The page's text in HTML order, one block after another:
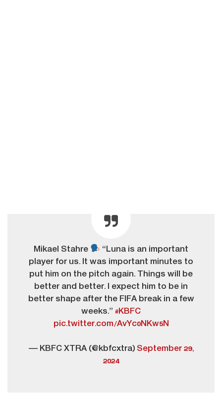
Mikael Stahre
“Luna is an important
player for us. It was important minutes to
put him on the pitch again. Things will be
better and better. I expect him to be in
better shape after the FIFA break in a few
weeks.” #KBFC
pic.twitter.com/AvYc0NKw5N
— KBFC XTRA (@kbfcxtra) September 29,
2024